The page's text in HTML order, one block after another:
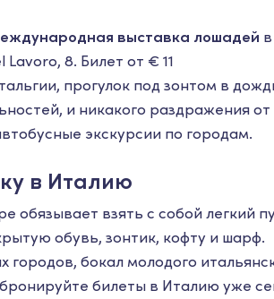
выставка лошадей
8. Билет от € 11
прогулок под зонтом в
и никакого раздражения
экскурсии по городам.
в Италию
обязывает взять с собой легкий
обувь, зонтик, кофту и шарф.
городов, бокал молодого
билеты в Италию уже